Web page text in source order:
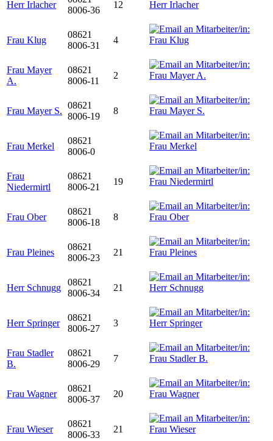
Herr Irlacher
8006-36
12
Frau Klug
08621
8006-31
4
Frau Mayer
A.
08621
8006-11
2
Frau Mayer S.
08621
8006-19
8
Frau Merkel
08621
8006-0
Frau
Niedermirtl
08621
8006-21
19
Frau Ober
08621
8006-18
8
Frau Pleines
08621
8006-23
21
Herr Schnugg
08621
8006-34
21
Herr Springer
08621
8006-27
3
Frau Stadler
B.
08621
8006-29
7
Frau Wagner
08621
8006-37
20
Frau Wieser
08621
8006-33
21